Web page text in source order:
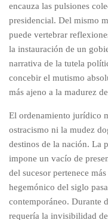
encauza las pulsiones
presidencial. Del mismo
puede vertebrar
la instauración de un
narrativa de la tutela
concebir el mutismo
más ajeno a la madurez
El ordenamiento jurídico
ostracismo ni la mudez
destinos de la nación. La
impone un vacío de
del sucesor pertenece
hegemónico del siglo
contemporáneo. Durante
requería la invisibilidad